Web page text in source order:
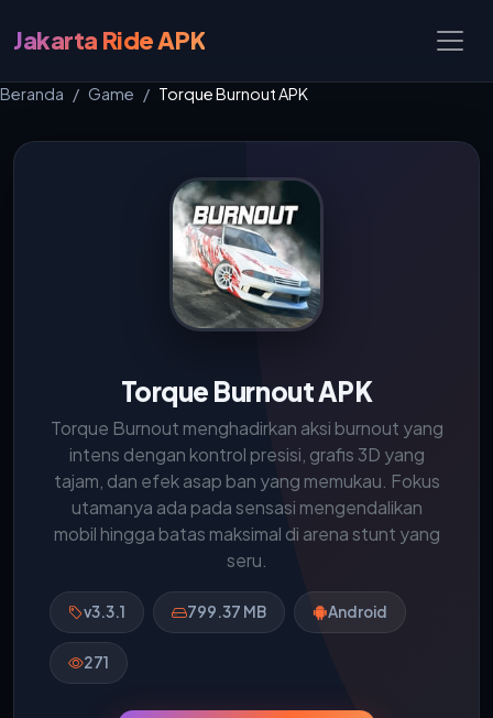
Jakarta Ride APK
Beranda Game Torque Burnout APK
Torque Burnout APK
Torque Burnout menghadirkan aksi burnout yang
intens dengan kontrol presisi, grafis 3D yang
tajam, dan efek asap ban yang memukau. Fokus
utamanya ada pada sensasi mengendalikan
mobil hingga batas maksimal di arena stunt yang
seru.
v3.3.1 799.37 MB Android
271